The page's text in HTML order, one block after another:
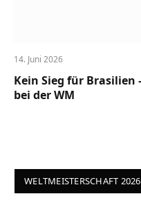
14. Juni 2026
Kein Sieg für Brasilien
bei der WM
WELTMEISTERSCHAFT 2026